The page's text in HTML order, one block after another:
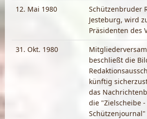
12. Mai 1980
Schützenbruder
Jesteburg, wird
Präsidenten des
31. Okt. 1980
beschließt die
künftig
das
die "Zielscheibe